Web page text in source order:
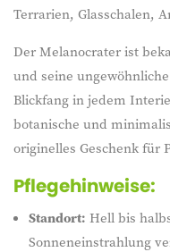
Terrarien, Glasschalen,
Der Melanocrater ist
und seine
Blickfang in jedem
botanische und
originelles Geschenk für
Pflegehinweise:
Standort: Hell bis
Sonneneinstrahlung